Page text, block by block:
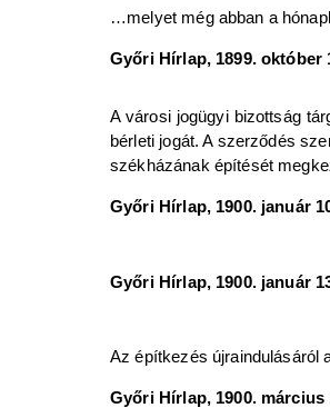
…melyet még abban a
Győri Hírlap, 1899. október
A városi jogügyi bizottság
bérleti jogát. A szerződés
székházának építését
Győri Hírlap, 1900. január
Győri Hírlap, 1900. január
Az építkezés újraindulásáról
Győri Hírlap, 1900. március